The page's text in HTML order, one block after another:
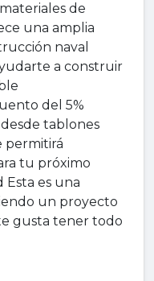
de
una amplia
naval
a construir
del 5%
tablones
permitirá
tu próximo
es una
un proyecto
gusta tener todo